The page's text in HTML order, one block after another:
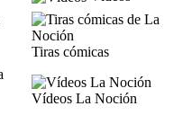
Tiras cómicas
Vídeos La Noción